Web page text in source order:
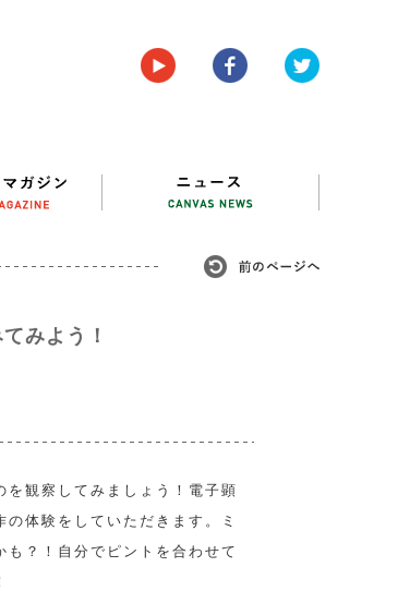
みよう！
を観察してみましょう！電子顕
体験をしていただきます。ミ
？！自分でピントを合わせて